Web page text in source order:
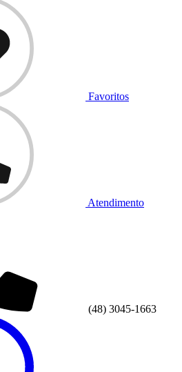
Favoritos
Atendimento
(48) 3045-1663